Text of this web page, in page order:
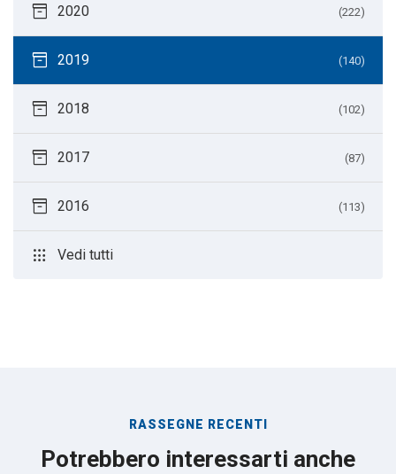
inventory_2 2020 (222)
inventory_2 2019 (140)
inventory_2 2018 (102)
inventory_2 2017 (87)
inventory_2 2016 (113)
apps Vedi tutti
RASSEGNE RECENTI
Potrebbero interessarti anche